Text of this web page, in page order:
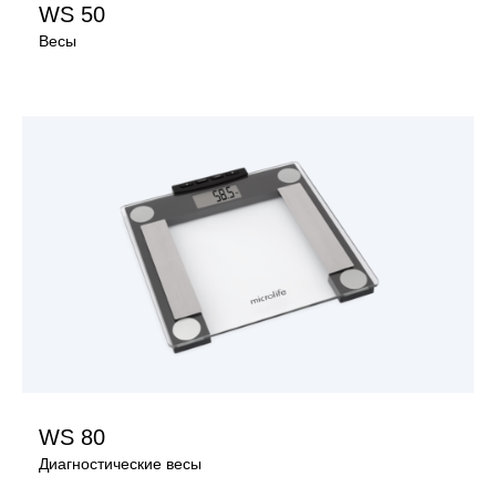
WS 50
Весы
WS 80
Диагностические весы